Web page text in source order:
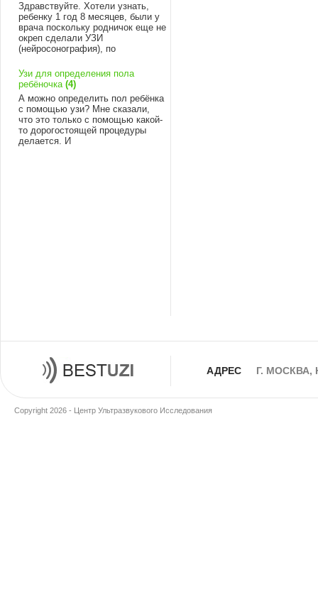
Здравствуйте. Хотели узнать,
ребенку 1 год 8 месяцев, были у
врача поскольку родничок еще не
окреп сделали УЗИ
(нейросонография), по
Узи для определения пола
ребёночка (4)
А можно определить пол ребёнка
с помощью узи? Мне сказали,
что это только с помощью какой-
то дорогостоящей процедуры
делается. И
АДРЕС Г. МОСКВА,
Copyright 2026 - Центр Ультразвукового Исследования